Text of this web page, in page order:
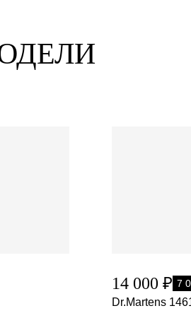
14 000 ₽ 7
Dr.Martens